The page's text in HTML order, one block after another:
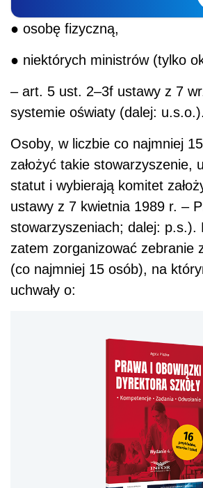
● osobę fizyczną,
● niektórych ministrów (tylko
– art. 5 ust. 2–3f ustawy z 7
systemie oświaty (dalej: u.s.o.).
Osoby, w liczbie co najmniej
założyć takie stowarzyszenie,
statut i wybierają komitet
ustawy z 7 kwietnia 1989 r. –
stowarzyszeniach; dalej: p.s.).
zatem zorganizować zebranie
(co najmniej 15 osób), na
uchwały o: